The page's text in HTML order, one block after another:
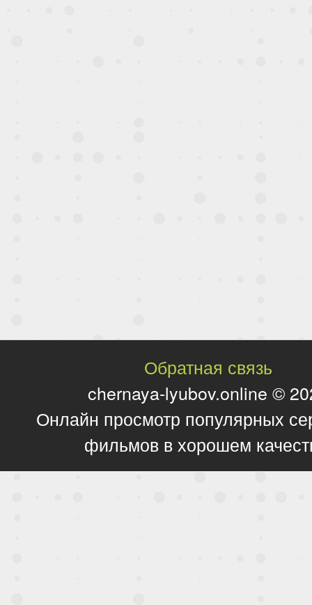
Обратная связь
chernaya-lyubov.online ©
Онлайн просмотр популярных
фильмов в хорошем